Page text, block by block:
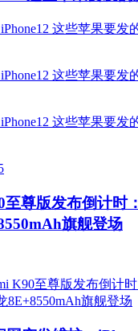
至尊版发布倒计时
旗舰登场